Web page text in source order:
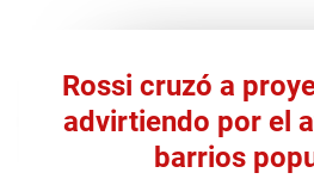
Rossi cruzó a
advirtiendo por el
barrios